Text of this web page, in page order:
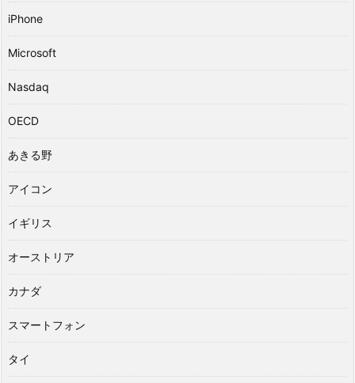
iPhone
Microsoft
Nasdaq
OECD
あきる野
アイコン
イギリス
オーストリア
カナダ
スマートフォン
タイ